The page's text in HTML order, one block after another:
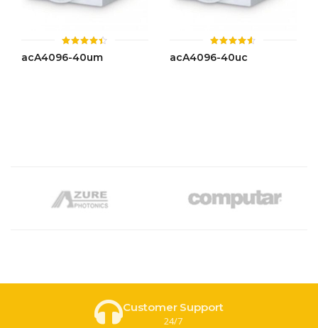
ให้
คะแนน
acA4096-40um
ให้
คะแนน
acA4096-40uc
Customer Support
24/7